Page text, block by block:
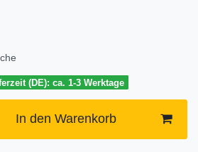
(DE): ca. 1-3 Werktage
In den Warenkorb